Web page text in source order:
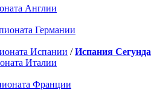
Англии
Германии
Испании /Испания Сегунда
Италии
Франции